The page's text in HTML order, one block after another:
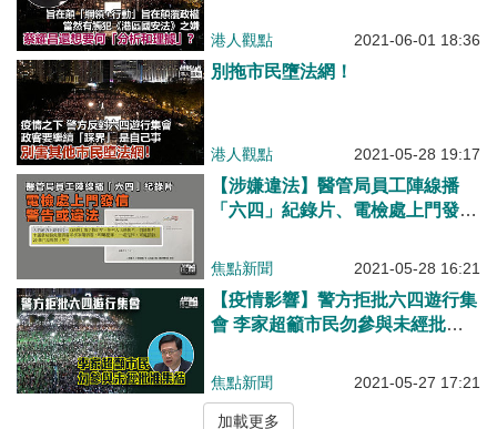
港人觀點 2021-06-01 18:36
別拖市民墮法網！
港人觀點 2021-05-28 19:17
【涉嫌違法】醫管局員工陣線播
「六四」紀錄片、電檢處上門發信
焦點新聞 2021-05-28 16:21
【疫情影響】警方拒批六四遊行集
會 李家超籲市民勿參與未經批准
焦點新聞 2021-05-27 17:21
加載更多